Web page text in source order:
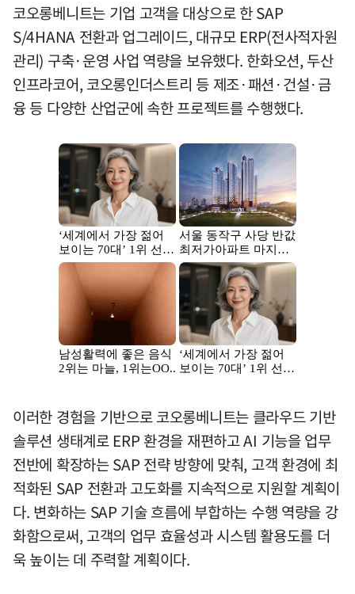
코오롱베니트는 기업 고객을 대상으로 한 SAP
S/4HANA 전환과 업그레이드, 대규모 ERP(전사적자원
관리) 구축·운영 사업 역량을 보유했다. 한화오션, 두산
인프라코어, 코오롱인더스트리 등 제조·패션·건설·금
융 등 다양한 산업군에 속한 프로젝트를 수행했다.
이러한 경험을 기반으로 코오롱베니트는 클라우드 기반
솔루션 생태계로 ERP 환경을 재편하고 AI 기능을 업무
전반에 확장하는 SAP 전략 방향에 맞춰, 고객 환경에 최
적화된 SAP 전환과 고도화를 지속적으로 지원할 계획이
다. 변화하는 SAP 기술 흐름에 부합하는 수행 역량을 강
화함으로써, 고객의 업무 효율성과 시스템 활용도를 더
욱 높이는 데 주력할 계획이다.